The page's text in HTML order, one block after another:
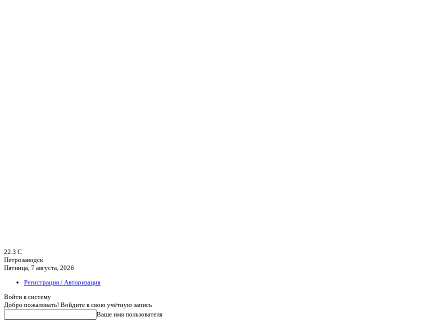
22.3 C
Петрозаводск
Пятница, 7 августа, 2026
Регистрация / Авторизация
Войти в систему
Добро пожаловать! Войдите в свою учётную запись
Ваше имя пользователя